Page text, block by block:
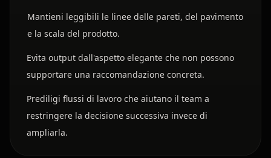
Mantieni leggibili le linee delle pareti, del pavimento
e la scala del prodotto.
Evita output dall'aspetto elegante che non possono
supportare una raccomandazione concreta.
Prediligi flussi di lavoro che aiutano il team a
restringere la decisione successiva invece di
ampliarla.